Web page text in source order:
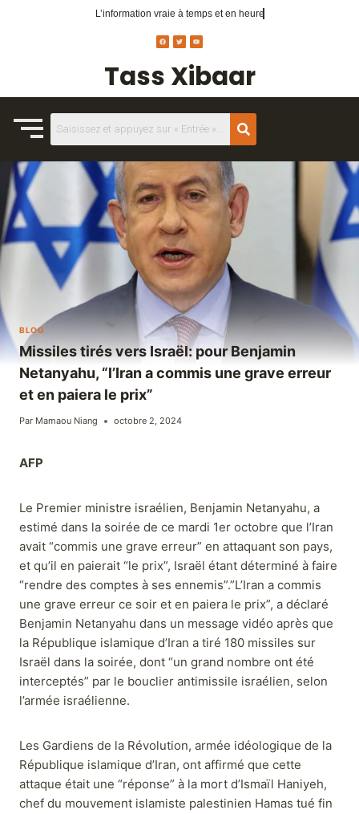
Tass Xibaar
L’information vraie à temps et en heure
BLOG
Missiles tirés vers Israël: pour Benjamin
Netanyahu, “l’Iran a commis une grave erreur
et en paiera le prix”
Par Mamaou Niang octobre 2, 2024
AFP
Le Premier ministre israélien, Benjamin Netanyahu, a
estimé dans la soirée de ce mardi 1er octobre que l’Iran
avait “commis une grave erreur” en attaquant son pays,
et qu’il en paierait “le prix”, Israël étant déterminé à faire
“rendre des comptes à ses ennemis”.”L’Iran a commis
une grave erreur ce soir et en paiera le prix”, a déclaré
Benjamin Netanyahu dans un message vidéo après que
la République islamique d’Iran a tiré 180 missiles sur
Israël dans la soirée, dont “un grand nombre ont été
interceptés” par le bouclier antimissile israélien, selon
l’armée israélienne.
Les Gardiens de la Révolution, armée idéologique de la
République islamique d’Iran, ont affirmé que cette
attaque était une “réponse” à la mort d’Ismaïl Haniyeh,
chef du mouvement islamiste palestinien Hamas tué fin